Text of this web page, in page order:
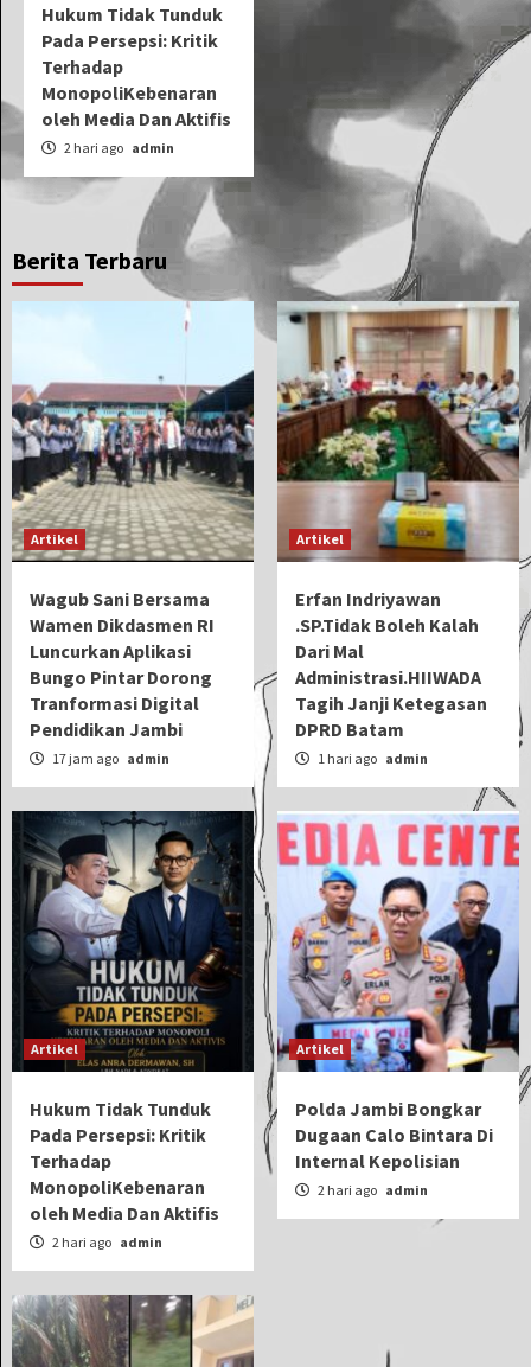
Hukum Tidak Tunduk
Pada Persepsi: Kritik
Terhadap
MonopoliKebenaran
oleh Media Dan Aktifis
2 hari ago admin
Berita Terbaru
Artikel
Wagub Sani Bersama
Wamen Dikdasmen RI
Luncurkan Aplikasi
Bungo Pintar Dorong
Tranformasi Digital
Pendidikan Jambi
17 jam ago admin
Artikel
Erfan Indriyawan
.SP.Tidak Boleh Kalah
Dari Mal
Administrasi.HIIWADA
Tagih Janji Ketegasan
DPRD Batam
1 hari ago admin
Artikel
Hukum Tidak Tunduk
Pada Persepsi: Kritik
Terhadap
MonopoliKebenaran
oleh Media Dan Aktifis
2 hari ago admin
Artikel
Polda Jambi Bongkar
Dugaan Calo Bintara Di
Internal Kepolisian
2 hari ago admin